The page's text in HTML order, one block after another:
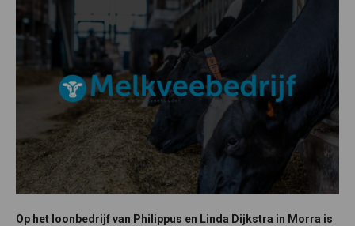
Op het loonbedrijf van Philippus en Linda Dijkstra in Morra is